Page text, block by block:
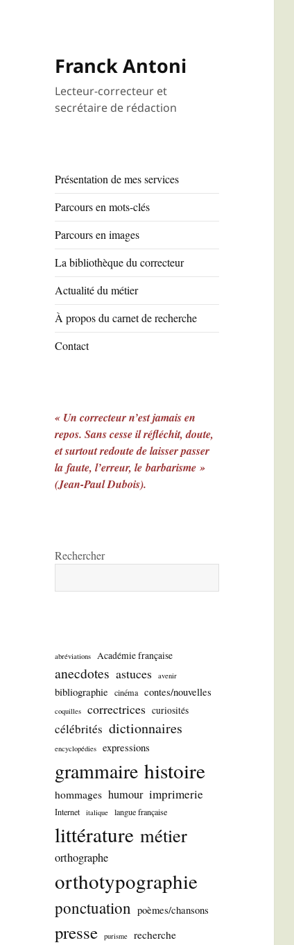
Franck Antoni
Lecteur-correcteur et
secrétaire de rédaction
Présentation de mes services
Parcours en mots-clés
Parcours en images
La bibliothèque du correcteur
Actualité du métier
À propos du carnet de recherche
Contact
« Un correcteur n’est jamais en
repos. Sans cesse il réfléchit, doute,
et surtout redoute de laisser passer
la faute, l’erreur, le barbarisme »
(Jean-Paul Dubois).
Rechercher
abréviations Académie française
anecdotes astuces avenir
bibliographie cinéma contes/nouvelles
coquilles correctrices curiosités
célébrités dictionnaires
encyclopédies expressions
grammaire histoire
hommages humour imprimerie
Internet italique langue française
littérature métier
orthographe
orthotypographie
ponctuation poèmes/chansons
presse purisme
recherche